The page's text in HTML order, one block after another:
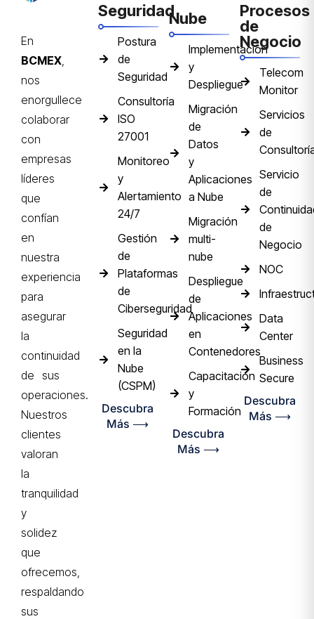
En
BCMEX
nos
enorgullece
colaborar
con
empresas
líderes
que
confían
en
nuestra
experiencia
para
asegurar
la
continuidad
de sus
operaciones.
Nuestros
clientes
valoran
la
tranquilidad
y
solidez
que
ofrecemos,
respaldando
sus
Seguridad
Postura
de
Seguridad
Consultoría
ISO
27001
Monitoreo
y
Alertamiento
24/7
Gestión
de
Plataformas
de
Ciberseguridad
Seguridad
en la
Nube
(CSPM)
Descubra
Más ⟶
Nube
Implementación
y
Despliegue
Migración
de
Datos
y
Aplicaciones
a Nube
Migración
multi-
nube
Despliegue
de
Aplicaciones
en
Contenedores
Capacitación
y
Formación
Descubra
Más ⟶
Procesos
de
Negocio
Telecom
Monitor
Servicios
de
Servicio
de
de
Negocio
NOC
Data
Center
Business
Secure
Descubra
Más ⟶